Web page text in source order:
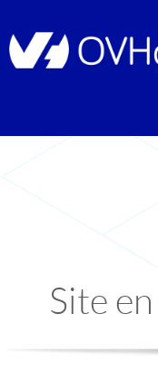
Site